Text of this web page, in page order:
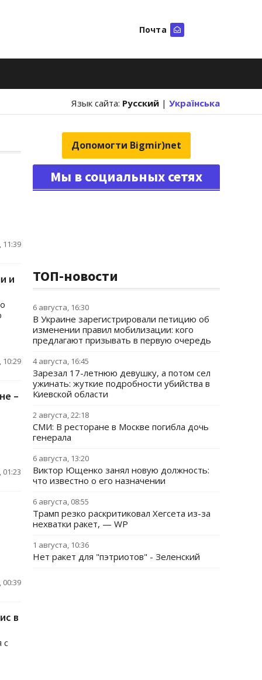
Почта
Язык сайта: Русский | Українська
11:39
и
10:29
–
00:39
в
с
Допомогти Bigmir)net
Мы в социальных сетях
ТОП-новости
6 августа, 16:30
В Украине зарегистрировали петицию об
изменении правил мобилизации: кого
предлагают призывать в первую очередь
4 августа, 16:45
Зарезал 17-летнюю девушку, а потом сел
ужинать: жуткие подробности убийства в
Киевской области
2 августа, 22:18
СМИ: В ресторане в Москве погибла дочь
генерала
6 августа, 13:20
Виктор Ющенко занял новую должность:
что известно о его назначении
6 августа, 08:55
Трамп резко раскритиковал Хегсета из-за
нехватки ракет, — WP
1 августа, 10:36
Нет ракет для "пэтриотов" - Зеленский